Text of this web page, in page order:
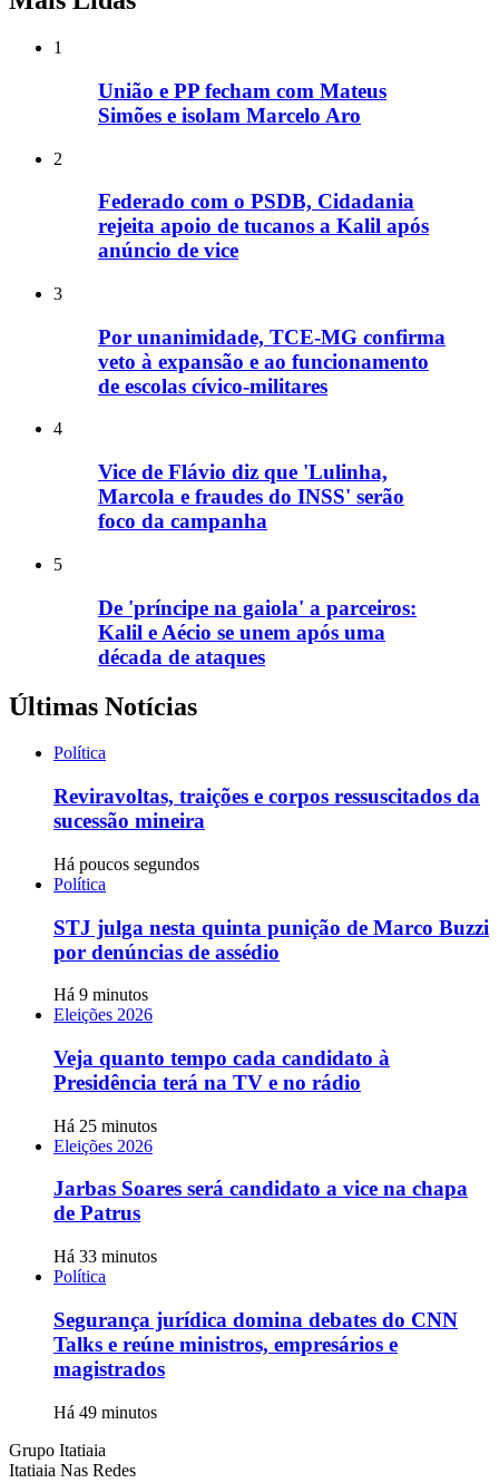
1
União e PP fecham com Mateus
Simões e isolam Marcelo Aro
2
Federado com o PSDB, Cidadania
rejeita apoio de tucanos a Kalil após
anúncio de vice
3
Por unanimidade, TCE-MG confirma
veto à expansão e ao funcionamento
de escolas cívico-militares
4
Vice de Flávio diz que 'Lulinha,
Marcola e fraudes do INSS' serão
foco da campanha
5
De 'príncipe na gaiola' a parceiros:
Kalil e Aécio se unem após uma
década de ataques
Últimas Notícias
Política
Reviravoltas, traições e corpos ressuscitados da
sucessão mineira
Há poucos segundos
Política
STJ julga nesta quinta punição de Marco Buzzi
por denúncias de assédio
Há 9 minutos
Eleições 2026
Veja quanto tempo cada candidato à
Presidência terá na TV e no rádio
Há 25 minutos
Eleições 2026
Jarbas Soares será candidato a vice na chapa
de Patrus
Há 33 minutos
Política
Segurança jurídica domina debates do CNN
Talks e reúne ministros, empresários e
magistrados
Há 49 minutos
Grupo Itatiaia
Itatiaia Nas Redes